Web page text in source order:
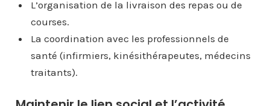
L’organisation de la livraison des repas ou de
courses.
La coordination avec les professionnels de
santé (infirmiers, kinésithérapeutes, médecins
traitants).